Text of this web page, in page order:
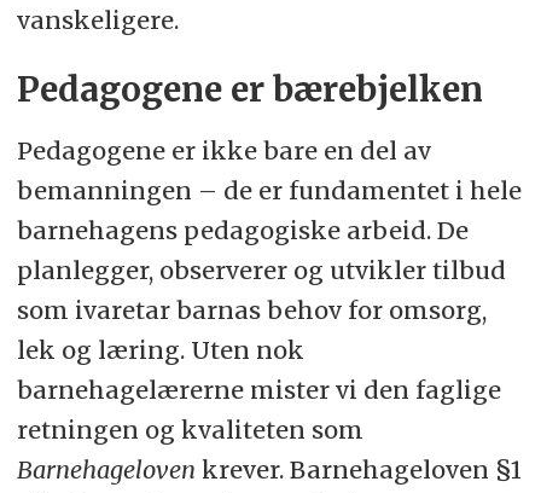
vanskeligere.
Pedagogene er bærebjelken
Pedagogene er ikke bare en del av
bemanningen – de er fundamentet i hele
barnehagens pedagogiske arbeid. De
planlegger, observerer og utvikler tilbud
som ivaretar barnas behov for omsorg,
lek og læring. Uten nok
barnehagelærerne mister vi den faglige
retningen og kvaliteten som
Barnehageloven krever. Barnehageloven §1